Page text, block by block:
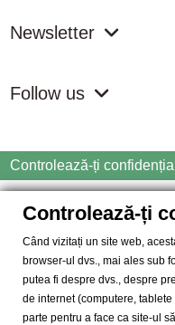
Newsletter
Follow us
Controlează-ți
Copyright
2026
SAM DISTRIBUTION
Comertului: J40/10004/
Controlează-ți
Când vizitați un site web,
browser-ul dvs., mai ales sub
putea fi despre dvs., despre
de internet (computere,
parte pentru a face ca site-ul